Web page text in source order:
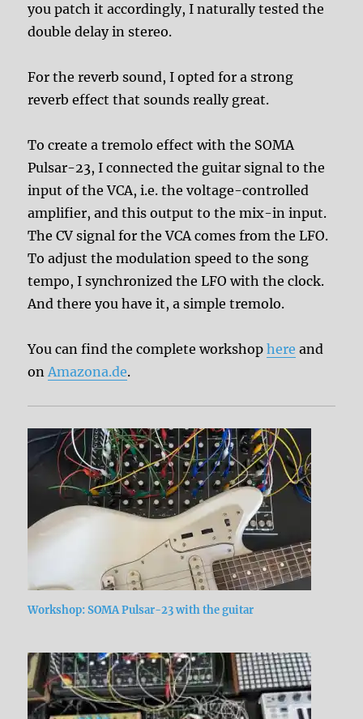
you patch it accordingly, I naturally tested the
double delay in stereo.
For the reverb sound, I opted for a strong
reverb effect that sounds really great.
To create a tremolo effect with the SOMA
Pulsar-23, I connected the guitar signal to the
input of the VCA, i.e. the voltage-controlled
amplifier, and this output to the mix-in input.
The CV signal for the VCA comes from the LFO.
To adjust the modulation speed to the song
tempo, I synchronized the LFO with the clock.
And there you have it, a simple tremolo.
You can find the complete workshophere and
onAmazona.de.
Workshop: SOMA Pulsar-23 with the guitar